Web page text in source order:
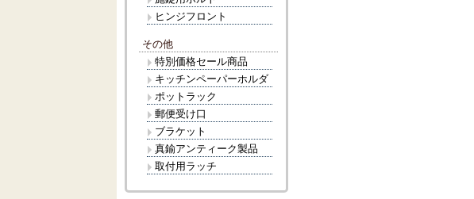
ヒンジフロント
その他
特別価格セール商品
キッチンペーパーホルダ
ポットラック
郵便受け口
ブラケット
真鍮アンティーク製品
取付用ラッチ